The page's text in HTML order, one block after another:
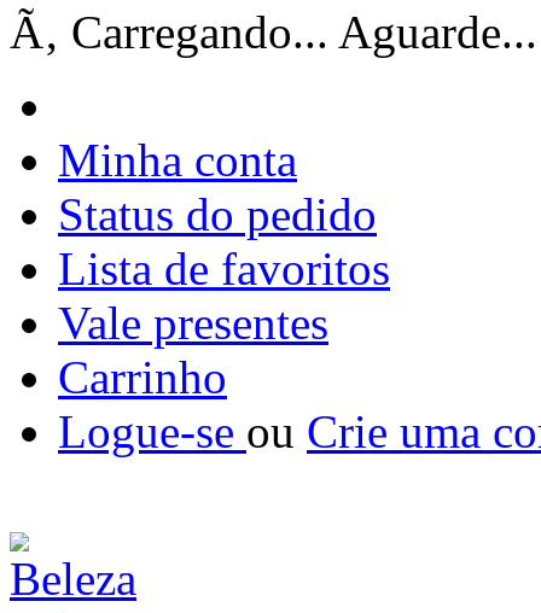
Ã‚ Carregando... Aguarde...
Minha conta
Status do pedido
Lista de favoritos
Vale presentes
Carrinho
Logue-se ou Crie uma